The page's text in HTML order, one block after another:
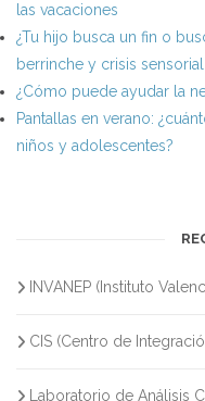
las vacaciones
¿Tu hijo busca un fin o
berrinche y crisis sensorial
¿Cómo puede ayudar la
Pantallas en verano:
niños y adolescentes?
INVANEP (Instituto
CIS (Centro de
Laboratorio de Análisis